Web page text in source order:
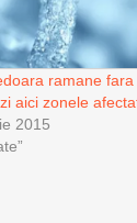
ramane fara
aici zonele
2015